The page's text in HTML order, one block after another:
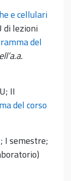
e cellulari
di lezioni
del
II
del corso
I semestre;